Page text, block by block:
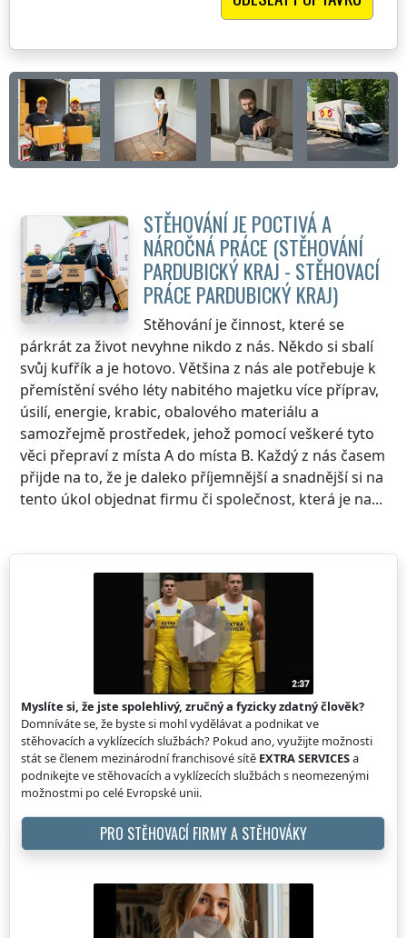
STĚHOVÁNÍ JE POCTIVÁ A
NÁROČNÁ PRÁCE (STĚHOVÁNÍ
PARDUBICKÝ KRAJ - STĚHOVACÍ
PRÁCE PARDUBICKÝ KRAJ)
Stěhování je činnost, které se
párkrát za život nevyhne nikdo z nás. Někdo si sbalí
svůj kufřík a je hotovo. Většina z nás ale potřebuje k
přemístění svého léty nabitého majetku více příprav,
úsilí, energie, krabic, obalového materiálu a
samozřejmě prostředek, jehož pomocí veškeré tyto
věci přepraví z místa A do místa B. Každý z nás časem
přijde na to, že je daleko příjemnější a snadnější si na
tento úkol objednat firmu či společnost, která je na...
Myslíte si, že jste spolehlivý, zručný a fyzicky zdatný člověk?
Domníváte se, že byste si mohl vydělávat a podnikat ve
stěhovacích a vyklízecích službách? Pokud ano, využijte možnosti
stát se členem mezinárodní franchisové sítě EXTRA SERVICESa
podnikejte ve stěhovacích a vyklízecích službách s neomezenými
možnostmi po celé Evropské unii.
PRO STĚHOVACÍ FIRMY A STĚHOVÁKY